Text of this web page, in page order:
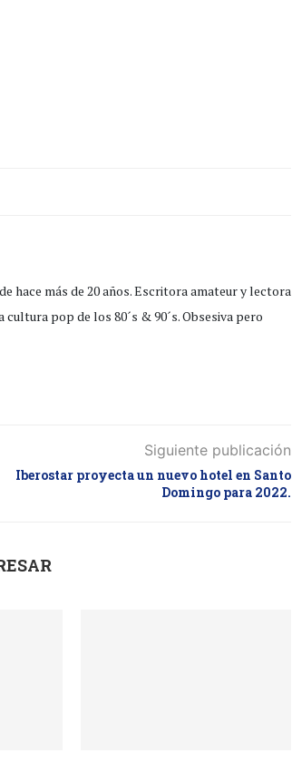
hace más de 20 años. Escritora amateur y lectora
pop de los 80´s & 90´s. Obsesiva pero
Siguiente publicación
Iberostar proyecta un nuevo hotel en Santo
Domingo para 2022.